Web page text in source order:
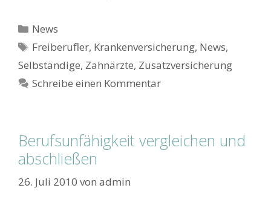
Kategorien
News
Schlagwörter
Freiberufler, Krankenversicherung, News,
Selbständige, Zahnärzte, Zusatzversicherung
Schreibe einen Kommentar
Berufsunfähigkeit vergleichen und
abschließen
26. Juli 2010 von admin